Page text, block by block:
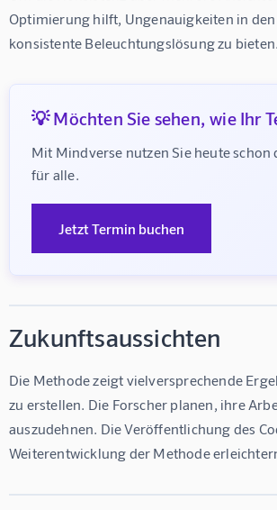
Optimierung hilft, Ungenauigkeiten in
konsistente Beleuchtungslösung zu bieten.
💡 Möchten Sie sehen, wie Ihr
Mit Mindverse nutzen Sie heute
für alle.
Jetzt Termin buchen
Zukunftsaussichten
Die Methode zeigt vielversprechende
zu erstellen. Die Forscher planen, ihre
auszudehnen. Die Veröffentlichung des
Weiterentwicklung der Methode